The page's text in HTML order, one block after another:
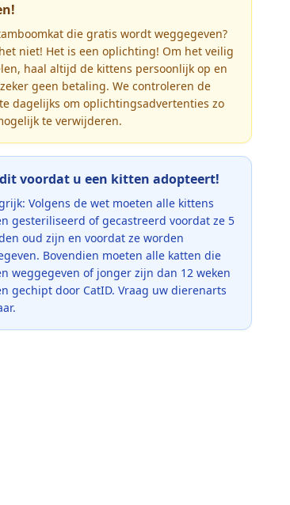
die gratis wordt weggegeven?
niet! Het is een oplichting! Om het veilig
haal altijd de kittens persoonlijk op en
geen betaling. We controleren de
dagelijks om oplichtingsadvertenties zo
te verwijderen.
dit voordat u een kitten adopteert!
Volgens de wet moeten alle kittens
gesteriliseerd of gecastreerd voordat ze 5
oud zijn en voordat ze worden
Bovendien moeten alle katten die
weggegeven of jonger zijn dan 12 weken
gechipt door CatID. Vraag uw dierenarts